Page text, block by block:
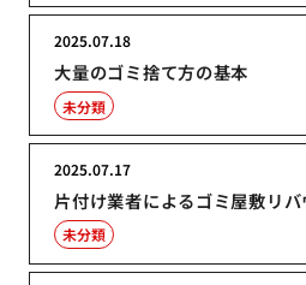
大量のゴミ捨て方の基本
2025.07.18
未分類
片付け業者によるゴミ屋敷リ
2025.07.17
未分類